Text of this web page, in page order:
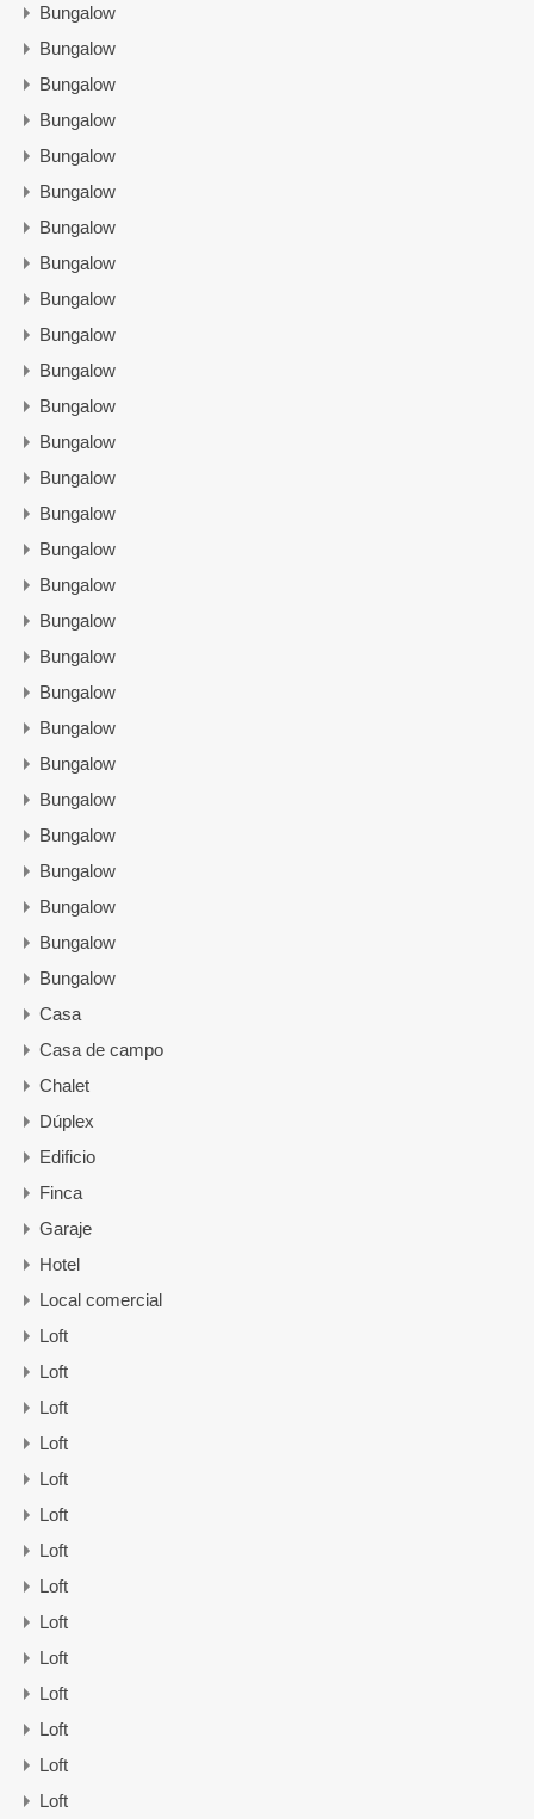
Bungalow
Bungalow
Bungalow
Bungalow
Bungalow
Bungalow
Bungalow
Bungalow
Bungalow
Bungalow
Bungalow
Bungalow
Bungalow
Bungalow
Bungalow
Bungalow
Bungalow
Bungalow
Bungalow
Bungalow
Bungalow
Bungalow
Bungalow
Bungalow
Bungalow
Bungalow
Bungalow
Bungalow
Casa
Casa de campo
Chalet
Dúplex
Edificio
Finca
Garaje
Hotel
Local comercial
Loft
Loft
Loft
Loft
Loft
Loft
Loft
Loft
Loft
Loft
Loft
Loft
Loft
Loft